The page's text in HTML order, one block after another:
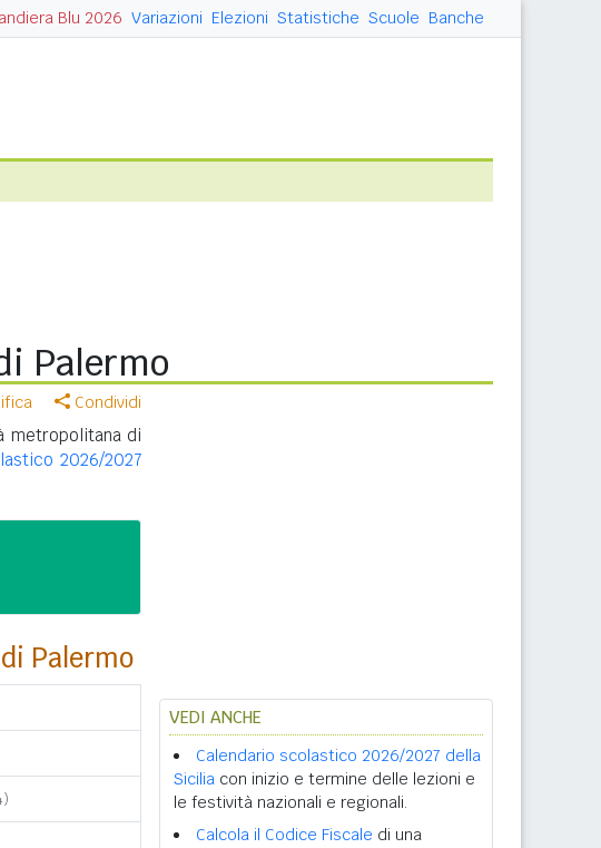
Blu 2026 Variazioni Elezioni Statistiche Scuole Banche
Palermo
Condividi
metropolitana di
2026/2027
Palermo
VEDI ANCHE
Calendario scolastico 2026/2027 della
Sicilia con inizio e termine delle lezioni e
le festività nazionali e regionali.
Calcola il Codice Fiscale di una